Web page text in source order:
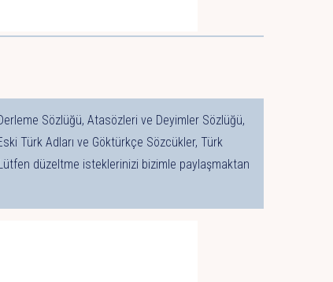
Sözlüğü, Atasözleri ve Deyimler Sözlüğü,
Türk Adları ve Göktürkçe Sözcükler, Türk
düzeltme isteklerinizi bizimle paylaşmaktan